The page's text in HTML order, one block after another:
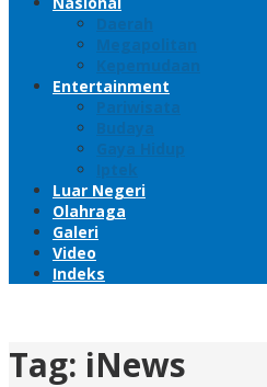
Daerah
Megapolitan
Kepemudaan
Entertainment
Pariwisata
Budaya
Gaya Hidup
Iptek
Luar Negeri
Olahraga
Galeri
Video
Indeks
Tag: iNews